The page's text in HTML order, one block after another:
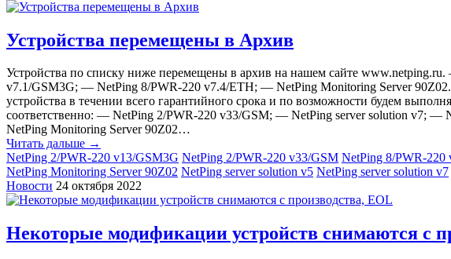
Устройства перемещены в Архив
Устройства по списку ниже перемещены в архив на нашем сайте
v7.1/GSM3G; — NetPing 8/PWR-220 v7.4/ETH; — NetPing Monitoring Server
устройства в течении всего гарантийного срока и по возможности будем
соответственно: — NetPing 2/PWR-220 v33/GSM; — NetPing server solution v7;
NetPing Monitoring Server 90Z02…
Читать дальше →
NetPing 2/PWR-220 v13/GSM3G NetPing 2/PWR-220 v33/GSM NetPing 8/PWR-220
NetPing Monitoring Server 90Z02 NetPing server solution v5 NetPing server solution v7
Новости 24 октября 2022
Некоторые модификации устройств снимаются с